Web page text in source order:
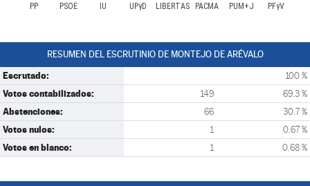
PP PSOE IU UPyD LIBERTAS PACMA PUM+J PFyV
RESUMEN DEL ESCRUTINIO DE MONTEJO DE ARÉVALO
Escrutado: 100 %
Votos contabilizados: 149 69.3 %
Abstenciones: 66 30.7 %
Votos nulos: 1 0.67 %
Votos en blanco: 1 0.68 %